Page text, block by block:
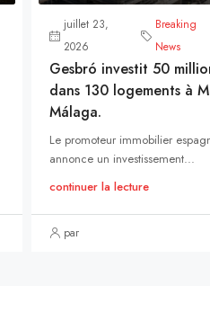
juillet 23,
2026
Breaking
News
Gesbró investit 50
dans 130 logements à
Málaga.
Le promoteur immobilier
annonce un investissement...
continuer la lecture
par